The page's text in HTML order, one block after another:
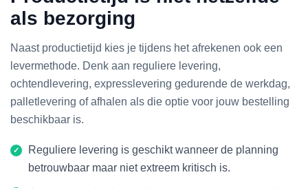
als bezorging
Naast productietijd kies je tijdens het afrekenen ook een
levermethode. Denk aan reguliere levering,
ochtendlevering, expresslevering gedurende de werkdag,
palletlevering of afhalen als die optie voor jouw bestelling
beschikbaar is.
Reguliere levering is geschikt wanneer de planning
betrouwbaar maar niet extreem kritisch is.